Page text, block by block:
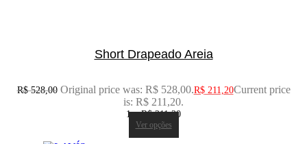
Short Drapeado Areia
R$528,00 Original price was: R$ 528,00.R$211,20Current price
is: R$ 211,20.
1 xR$211,20
Ver opções